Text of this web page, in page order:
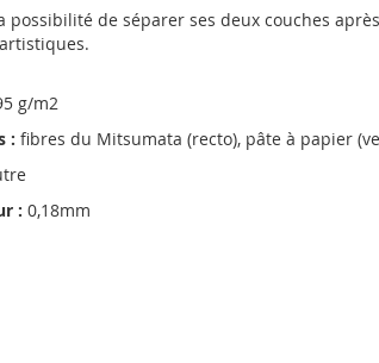
possibilité de séparer ses deux couches
g/m2
: fibres du Mitsumata (recto), pâte à papier
: 0,18mm